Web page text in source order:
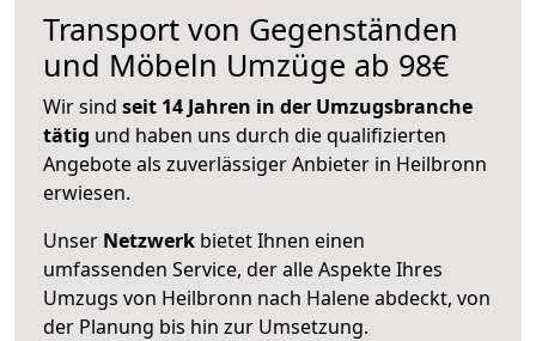
Transport von Gegenständen
und Möbeln Umzüge ab 98€
Wir sind seit 14 Jahren in der Umzugsbranche
tätig und haben uns durch die qualifizierten
Angebote als zuverlässiger Anbieter in Heilbronn
erwiesen.
Unser Netzwerk bietet Ihnen einen
umfassenden Service, der alle Aspekte Ihres
Umzugs von Heilbronn nach Halene abdeckt, von
der Planung bis hin zur Umsetzung.